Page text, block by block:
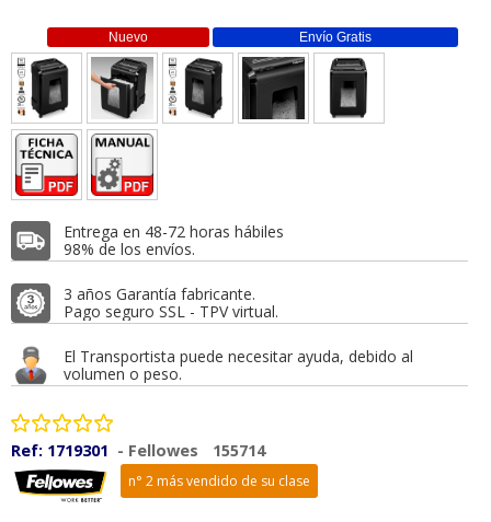
Envío Gratis
Nuevo
Entrega en 48-72 horas hábiles
98% de los envíos.
3 años Garantía fabricante.
Pago seguro SSL - TPV virtual.
El Transportista puede necesitar ayuda, debido al
volumen o peso.
Ref: 1719301 - Fellowes 155714
n° 2 más vendido de su clase